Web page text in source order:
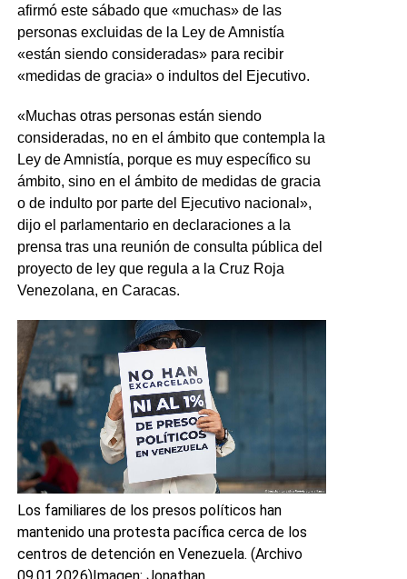
afirmó este sábado que «muchas» de las
personas excluidas de la Ley de Amnistía
«están siendo consideradas» para recibir
«medidas de gracia» o indultos del Ejecutivo.
«Muchas otras personas están siendo
consideradas, no en el ámbito que contempla la
Ley de Amnistía, porque es muy específico su
ámbito, sino en el ámbito de medidas de gracia
o de indulto por parte del Ejecutivo nacional»,
dijo el parlamentario en declaraciones a la
prensa tras una reunión de consulta pública del
proyecto de ley que regula a la Cruz Roja
Venezolana, en Caracas.
Los familiares de los presos políticos han
mantenido una protesta pacífica cerca de los
centros de detención en Venezuela. (Archivo